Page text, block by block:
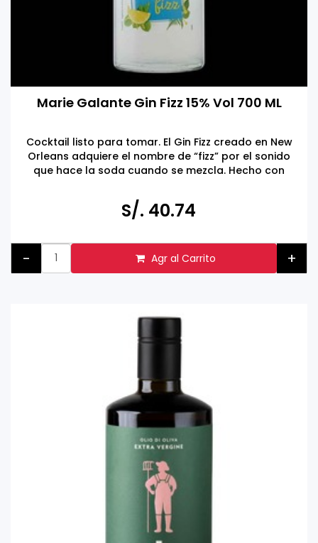
Marie Galante Gin Fizz 15% Vol 700 ML
Cocktail listo para tomar. El Gin Fizz creado en New
Orleans adquiere el nombre de “fizz” por el sonido
que hace la soda cuando se mezcla. Hecho con
Tomar bebidas alcohólicas en exceso es dañino
Prohibida la venta a menores de 18 años.
S/. 40.74
- Agr al Carrito +